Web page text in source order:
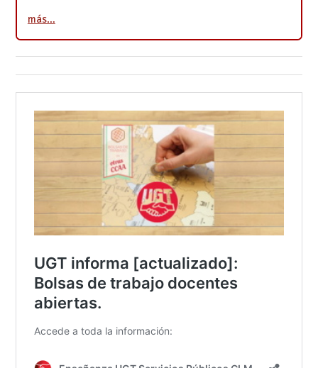
más…